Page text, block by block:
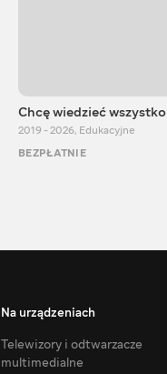
Chcę wiedzieć wszystko
2019 - 2026, Edukacyjne
BEZPŁATNIE
Na urządzeniach
Telewizory i odtwarzacze
multimedialne